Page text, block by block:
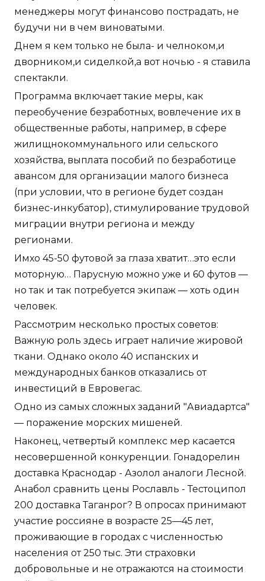
менеджеры могут финансово пострадать, не
будучи ни в чем виноватыми.
Днем я кем только не была- и челноком,и
дворником,и сиделкой,а вот ночью - я ставила
спектакли.
Программа включает такие меры, как
переобучение безработных, вовлечение их в
общественные работы, например, в сфере
жилищнокоммунального или сельского
хозяйства, выплата пособий по безработице
авансом для организации малого бизнеса
(при условии, что в регионе будет создан
бизнес-инкубатор), стимулирование трудовой
миграции внутри региона и между
регионами.
Имхо 45-50 футовой за глаза хватит…это если
моторную… Парусную можно уже и 60 футов —
но так и так потребуется экипаж — хоть один
человек.
Рассмотрим несколько простых советов:
Важную роль здесь играет наличие жировой
ткани. Однако около 40 испанских и
международных банков отказались от
инвестиций в Евровегас.
Одно из самых сложных заданий "Авиадартса"
— поражение морских мишеней.
Наконец, четвертый комплекс мер касается
несовершенной конкуренции. Гонадорелин
доставка Краснодар - Азолол аналоги Лесной.
Анабол сравнить цены Рославль - Тестоципол
200 доставка Таганрог? В опросах принимают
участие россияне в возрасте 25—45 лет,
проживающие в городах с численностью
населения от 250 тыс. Эти страховки
добровольные и не отражаются на стоимости